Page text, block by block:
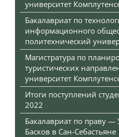
университет
Бакалавриат по
информационного
политехнический
Магистратура по
туристических
университет
Итоги поступлений
2022
Бакалавриат по праву —
Басков в Сан-Себастьяне